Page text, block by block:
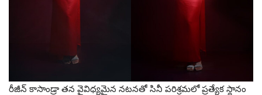
రీజీన్ కాసాండ్రా తన వైవిధ్యమైన నటనతో సినీ పరిశ్రమలో ప్రత్యేక స్థానం